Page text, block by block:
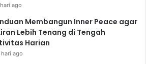
ago
Membangun Inner Peace agar
Lebih Tenang di Tengah
Harian
hari ago